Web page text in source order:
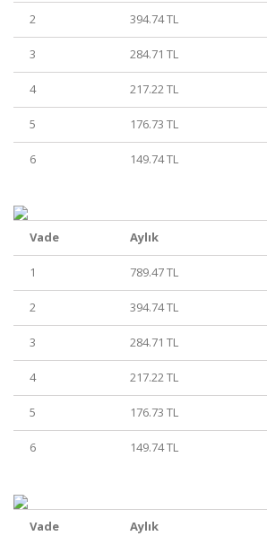
2 394.74 TL
3 284.71 TL
4 217.22 TL
5 176.73 TL
6 149.74 TL
Vade Aylık
1 789.47 TL
2 394.74 TL
3 284.71 TL
4 217.22 TL
5 176.73 TL
6 149.74 TL
Vade Aylık